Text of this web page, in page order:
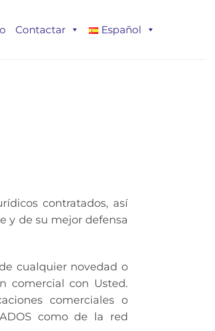
Contactar Español
contratados, así
y de su mejor defensa
cualquier novedad o
comercial con Usted.
comerciales o
como de la red